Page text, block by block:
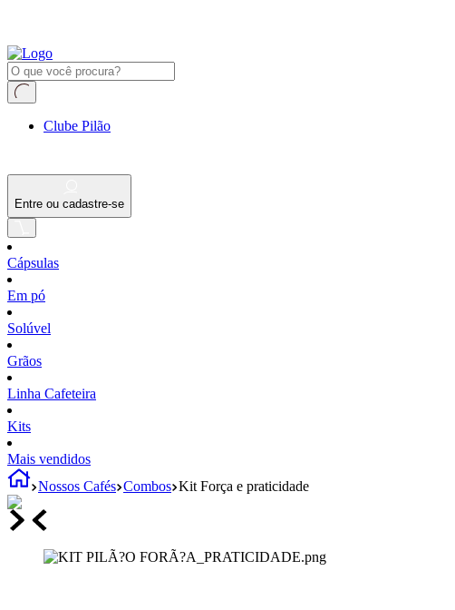
Clube Pilão
Entre ou cadastre-se
Cápsulas
Em pó
Solúvel
Grãos
Linha Cafeteira
Kits
Mais vendidos
Nossos Cafés Combos Kit Força e praticidade